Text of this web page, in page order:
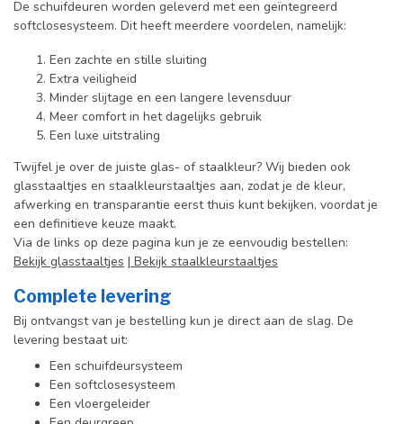
De schuifdeuren worden geleverd met een geïntegreerd
softclosesysteem. Dit heeft meerdere voordelen, namelijk:
Een zachte en stille sluiting
Extra veiligheid
Minder slijtage en een langere levensduur
Meer comfort in het dagelijks gebruik
Een luxe uitstraling
Twijfel je over de juiste glas- of staalkleur? Wij bieden ook
glasstaaltjes en staalkleurstaaltjes aan, zodat je de kleur,
afwerking en transparantie eerst thuis kunt bekijken, voordat je
een definitieve keuze maakt.
Via de links op deze pagina kun je ze eenvoudig bestellen:
Bekijk glasstaaltjes | Bekijk staalkleurstaaltjes
Complete levering
Bij ontvangst van je bestelling kun je direct aan de slag. De
levering bestaat uit:
Een schuifdeursysteem
Een softclosesysteem
Een vloergeleider